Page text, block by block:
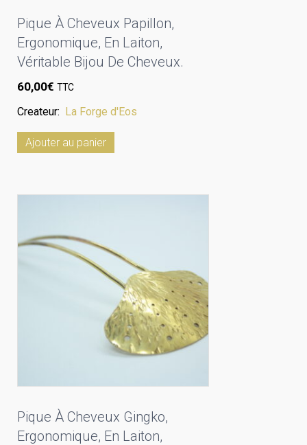
Pique À Cheveux Papillon,
Ergonomique, En Laiton,
Véritable Bijou De Cheveux.
60,00€ TTC
Createur: La Forge d'Eos
Ajouter au panier
Pique À Cheveux Gingko,
Ergonomique, En Laiton,